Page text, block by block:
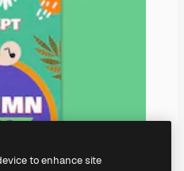
to enhance site